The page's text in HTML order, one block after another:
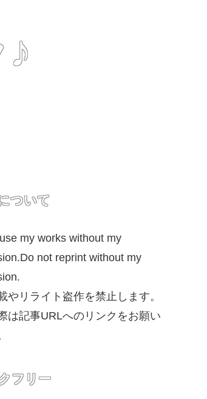
ついて
my works without my
not reprint without my
やリライト盗作を禁止します。
は記事URLへのリンクをお願い
フリー